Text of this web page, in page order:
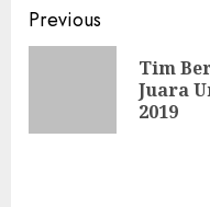
Continue
Reading
Previous
Tim
Juara
2019